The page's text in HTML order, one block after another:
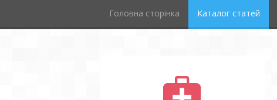
Головна сторінка Каталог статей